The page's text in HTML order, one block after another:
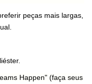
peças mais largas,
Happen" (faça seus